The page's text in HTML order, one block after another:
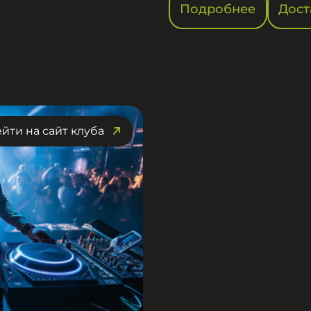
Подробнее
на сайт клуба